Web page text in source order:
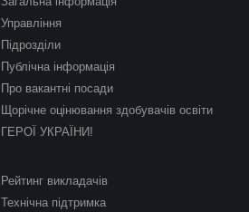
Управління
Підрозділи
Публічна інформація
Про вакантні посади
Щорічне оцінювання здобувачів освіти
ГЕРОЇ УКРАЇНИ!
Рейтинг викладачів
Технічна підтримка